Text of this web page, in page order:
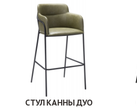
СТУЛ КАННЫ ДУО